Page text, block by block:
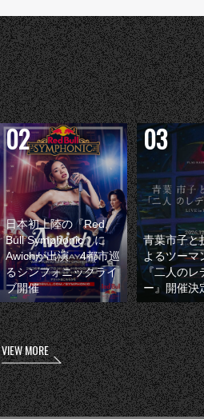
日本初上陸の『Red
Bull Symphonic』に
Awichが出演 4都市巡
るシンフォニックライ
ブ開催
青葉市子と
よるツーマ
『二人のレ
ー』開催決
VIEW MORE